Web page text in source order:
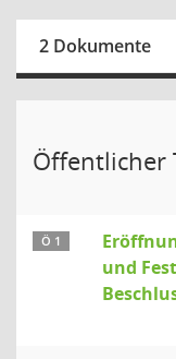
2 Dokumente
Öffentlicher
Ö 1
und